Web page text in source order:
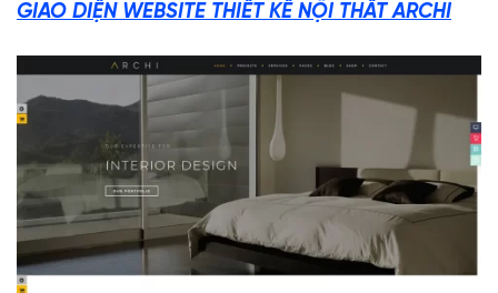
GIAO DIỆN WEBSITE THIẾT KẾ NỘI THẤT ARCHI